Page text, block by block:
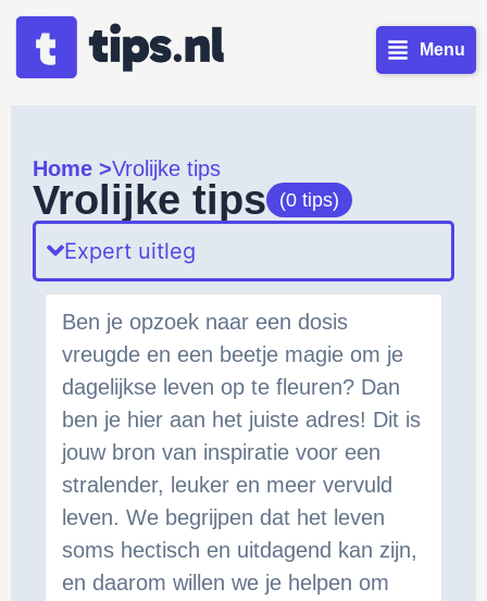
Menu
Home >Vrolijke tips
Vrolijke tips (0 tips)
Expert uitleg
Ben je opzoek naar een dosis
vreugde en een beetje magie om je
dagelijkse leven op te fleuren? Dan
ben je hier aan het juiste adres! Dit is
jouw bron van inspiratie voor een
stralender, leuker en meer vervuld
leven. We begrijpen dat het leven
soms hectisch en uitdagend kan zijn,
en daarom willen we je helpen om